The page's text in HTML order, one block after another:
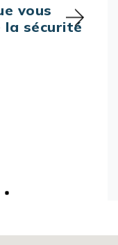
vous
la sécurité